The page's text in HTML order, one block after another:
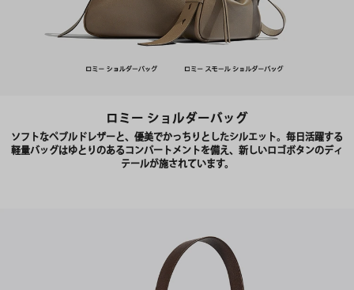
ロミー ショルダーバッグ
ソフトなペブルドレザーと、優美でかっちりとしたシルエット。毎日活躍する
軽量バッグはゆとりのあるコンパートメントを備え、新しいロゴボタンのディ
テールが施されています。